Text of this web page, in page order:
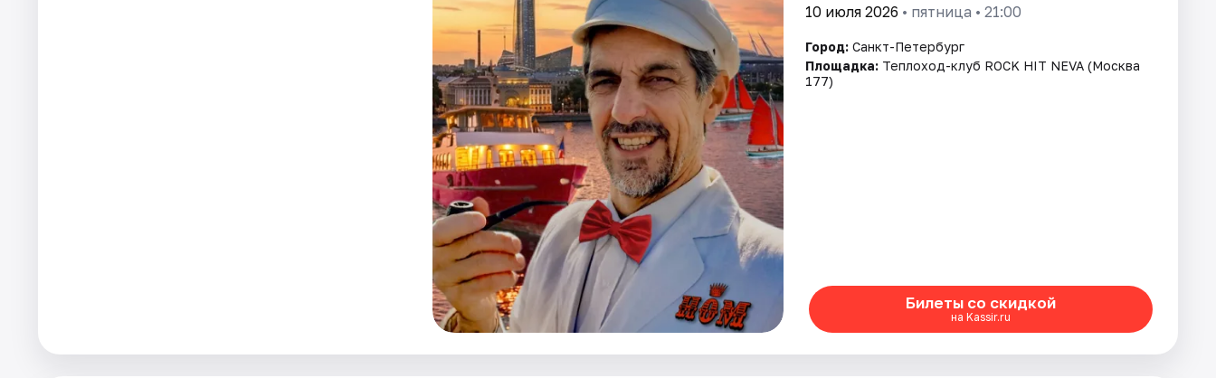
10 июля 2026 • пятница • 21:00
Город: Санкт-Петербург
Площадка: Теплоход-клуб ROCK HIT NEVA (Москва
177)
Билеты со скидкой
на Kassir.ru